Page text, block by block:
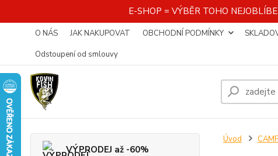
E-SHOP = VÝBĚR TOHO
O NÁS JAK NAKUPOVAT OBCHODNÍ PODMÍNKY
Odstoupení od smlouvy
VÝPRODEJ až -60%
Úvod